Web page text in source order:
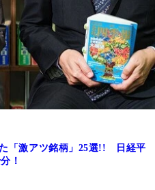
た「激アツ銘柄」25選!! 日経平
！